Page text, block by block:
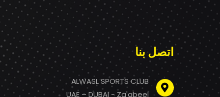
اتصل بنا
ALWASL SPORTS CLUB
UAE – DUBAI - Za'abeel